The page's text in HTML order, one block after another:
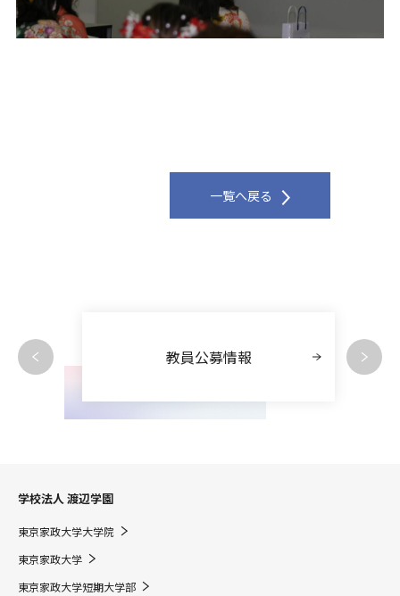
一覧へ戻る
教員公募情報
学校法人 渡辺学園
東京家政大学大学院
東京家政大学
東京家政大学短期大学部